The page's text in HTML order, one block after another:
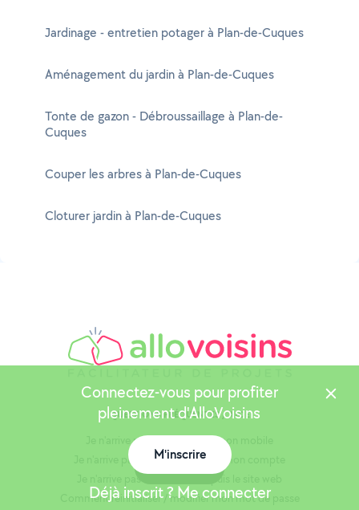
Jardinage - entretien potager à Plan-de-Cuques
Aménagement du jardin à Plan-de-Cuques
Tonte de gazon - Débroussaillage à Plan-de-
Cuques
Couper les arbres à Plan-de-Cuques
Cloturer jardin à Plan-de-Cuques
QUESTIONS FRÉQUENTES / AIDE
Je n'arrive pas à faire vérifier mon mobile
Je n'arrive pas à me connecter à mon compte
Je n'arrive pas à m'inscrire depuis le site web
Comment réinitialiser / modifier mon mot de passe
Connectez-vous pour profiter
pleinement d'AlloVoisins
M'inscrire
Déjà inscrit ? Me connecter